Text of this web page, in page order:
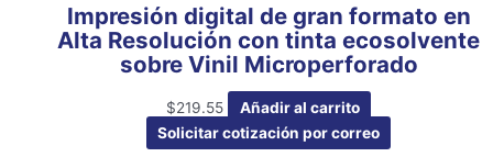
Impresión digital de gran formato en
Alta Resolución con tinta ecosolvente
sobre Vinil Microperforado
$219.55
Añadir al carrito
Solicitar cotización por correo